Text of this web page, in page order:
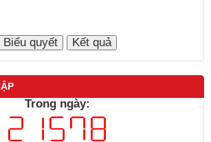
Trong ngày: